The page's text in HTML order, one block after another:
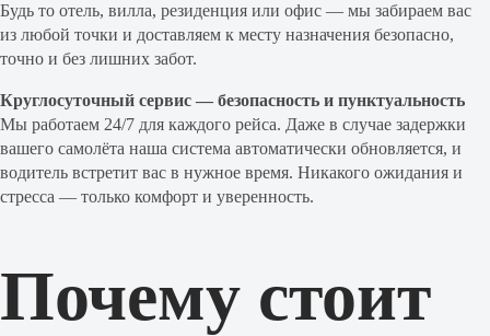
Будь то отель, вилла, резиденция или офис — мы забираем вас
из любой точки и доставляем к месту назначения безопасно,
точно и без лишних забот.
Круглосуточный сервис — безопасность и пунктуальность
Мы работаем 24/7 для каждого рейса. Даже в случае задержки
вашего самолёта наша система автоматически обновляется, и
водитель встретит вас в нужное время. Никакого ожидания и
стресса — только комфорт и уверенность.
Почему стоит